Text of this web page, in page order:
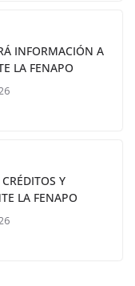
INFORMACIÓN A
LA FENAPO
Y
LA FENAPO